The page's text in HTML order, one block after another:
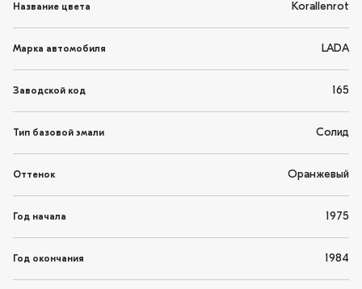
Название цвета Korallenrot
Марка автомобиля LADA
Заводской код 165
Тип базовой эмали Солид
Оттенок Оранжевый
Год начала 1975
Год окончания 1984